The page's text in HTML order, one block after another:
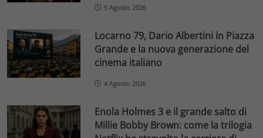
5 Agosto 2026
Locarno 79, Dario Albertini in Piazza
Grande e la nuova generazione del
cinema italiano
4 Agosto 2026
Enola Holmes 3 e il grande salto di
Millie Bobby Brown: come la trilogia